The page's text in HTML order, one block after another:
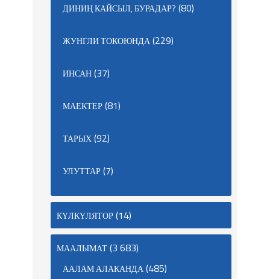
ДИНИҢ КАЙСЫЛ, БУРАДАР? (80)
ЖУНГЛИ ТОКОЮНДА(229)
ИНСАН(37)
МАЕКТЕР(81)
ТАРЫХ(92)
УЛУТТАР(7)
КҮЛКҮЛЯТОР(14)
МААЛЫМАТ(3 683)
ААЛАМ АЛАКАНДА(485)